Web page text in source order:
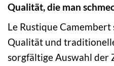
Qualität, die man
Le Rustique
Qualität und
sorgfältige Auswahl der